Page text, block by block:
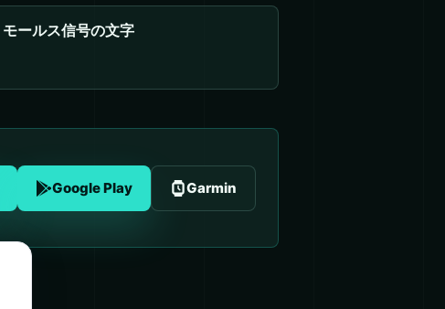
モールス信号の文字
Google Play Garmin